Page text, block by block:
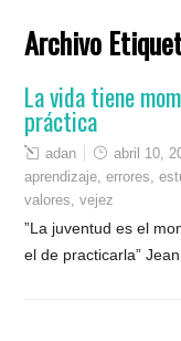
Archivo
La vida tiene
práctica
adan abril 10,
aprendizaje ,errores ,
valores ,vejez
”La juventud es el
el de practicarla”